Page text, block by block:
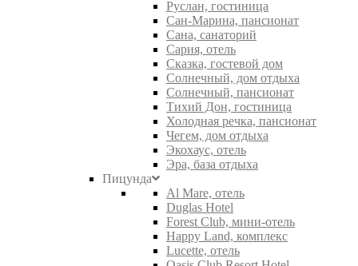
Руслан, гостиница
Сан-Марина, пансионат
Сана, санаторий
Сария, отель
Сказка, гостевой дом
Солнечный, дом отдыха
Солнечный, пансионат
Тихий Дон, гостиница
Холодная речка, пансионат
Чегем, дом отдыха
Экохаус, отель
Эра, база отдыха
Пицунда
Al Mare, отель
Duglas Hotel
Forest Club, мини-отель
Happy Land, комплекс
Lucette, отель